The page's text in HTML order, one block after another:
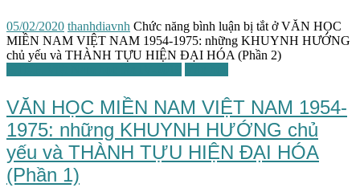
05/02/2020 thanhdiavnh Chức năng bình luận bị tắt ở VĂN HỌC
MIỀN NAM VIỆT NAM 1954-1975: những KHUYNH HƯỚNG
chủ yếu và THÀNH TỰU HIỆN ĐẠI HÓA (Phần 2)
VĂN HỌC MIỀN NAM VIỆT NAM 1954-
1975: những KHUYNH HƯỚNG chủ
yếu và THÀNH TỰU HIỆN ĐẠI HÓA
(Phần 1)